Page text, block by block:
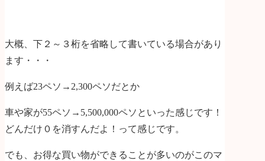
大概、下２～３桁を省略して書いている場合があり
ます・・・
例えば23ペソ→2,300ペソだとか
車や家が55ペソ→5,500,000ペソといった感じです！
どんだけ０を消すんだよ！って感じです。
でも、お得な買い物ができることが多いのがこのマ